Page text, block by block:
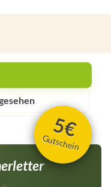
5€
Gutschein